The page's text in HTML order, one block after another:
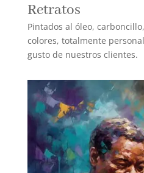
Retratos
Pintados al óleo,
colores, totalmente
gusto de nuestros clientes.